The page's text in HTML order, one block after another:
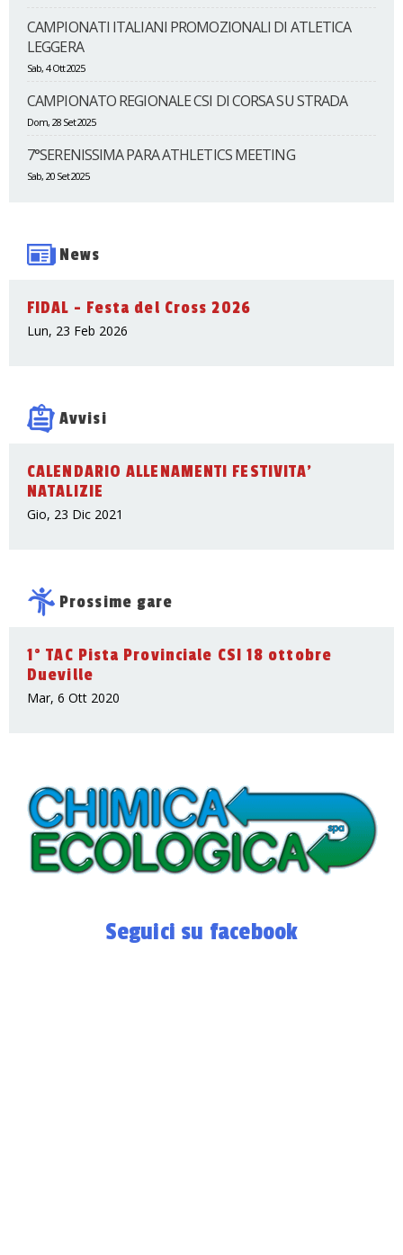
CAMPIONATI ITALIANI PROMOZIONALI DI ATLETICA
LEGGERA
Sab, 4 Ott 2025
CAMPIONATO REGIONALE CSI DI CORSA SU STRADA
Dom, 28 Set 2025
7°SERENISSIMA PARA ATHLETICS MEETING
Sab, 20 Set 2025
News
FIDAL - Festa del Cross 2026
Lun, 23 Feb 2026
Avvisi
CALENDARIO ALLENAMENTI FESTIVITA'
NATALIZIE
Gio, 23 Dic 2021
Prossime gare
1° TAC Pista Provinciale CSI 18 ottobre
Dueville
Mar, 6 Ott 2020
Seguici su facebook